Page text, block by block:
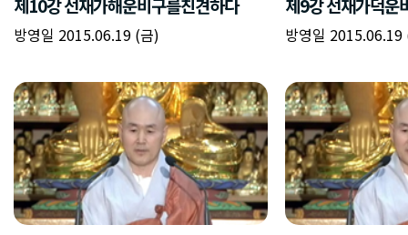
제10강 선재가해운비구를친견하다
방영일 2015.06.19 (금)
제9강 선재가덕운
방영일 2015.06.19